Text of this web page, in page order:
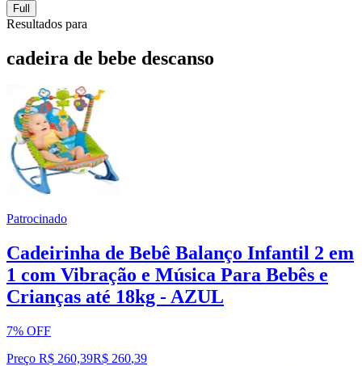
Full
Resultados para
cadeira de bebe descanso
Patrocinado
Cadeirinha de Bebê Balanço Infantil 2 em
1 com Vibração e Música Para Bebês e
Crianças até 18kg - AZUL
7% OFF
Preço R$ 260,39R$ 260,39